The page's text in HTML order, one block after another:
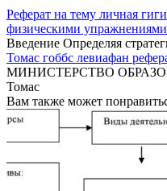
Реферат на тему личная
физическими упражнениями
Введение Определяя
Томас гоббс левиафан
МИНИСТЕРСТВО
Томас
Вам также может